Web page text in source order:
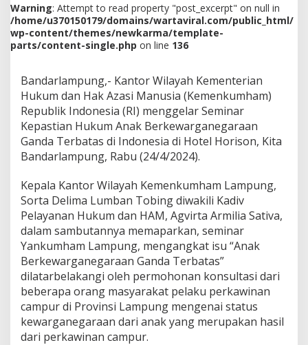
L
a
m
p
n
g
P
a
p
a
r
k
n
K
e
p
a
s
t
i
a
n
H
u
k
Warning: Attempt to read property "post_excerpt" on null in
/home/u370150179/domains/wartaviral.com/public_html/
wp-content/themes/newkarma/template-
parts/content-single.php on line 136
Bandarlampung,- Kantor Wilayah Kementerian
Hukum dan Hak Azasi Manusia (Kemenkumham)
Republik Indonesia (RI) menggelar Seminar
Kepastian Hukum Anak Berkewarganegaraan
Ganda Terbatas di Indonesia di Hotel Horison, Kita
Bandarlampung, Rabu (24/4/2024).
Kepala Kantor Wilayah Kemenkumham Lampung,
Sorta Delima Lumban Tobing diwakili Kadiv
Pelayanan Hukum dan HAM, Agvirta Armilia Sativa,
dalam sambutannya memaparkan, seminar
Yankumham Lampung, mengangkat isu “Anak
Berkewarganegaraan Ganda Terbatas”
dilatarbelakangi oleh permohonan konsultasi dari
beberapa orang masyarakat pelaku perkawinan
campur di Provinsi Lampung mengenai status
kewarganegaraan dari anak yang merupakan hasil
dari perkawinan campur.